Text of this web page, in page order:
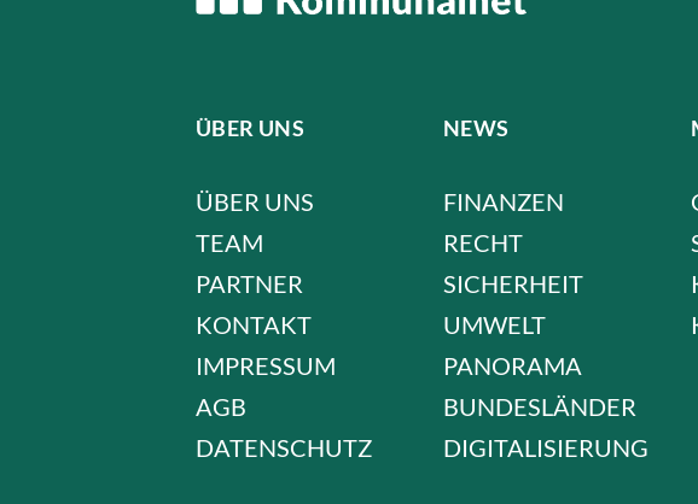
ÜBER UNS
ÜBER UNS
TEAM
PARTNER
KONTAKT
IMPRESSUM
AGB
DATENSCHUTZ
NEWS
FINANZEN
RECHT
SICHERHEIT
UMWELT
PANORAMA
BUNDESLÄNDER
DIGITALISIERUNG